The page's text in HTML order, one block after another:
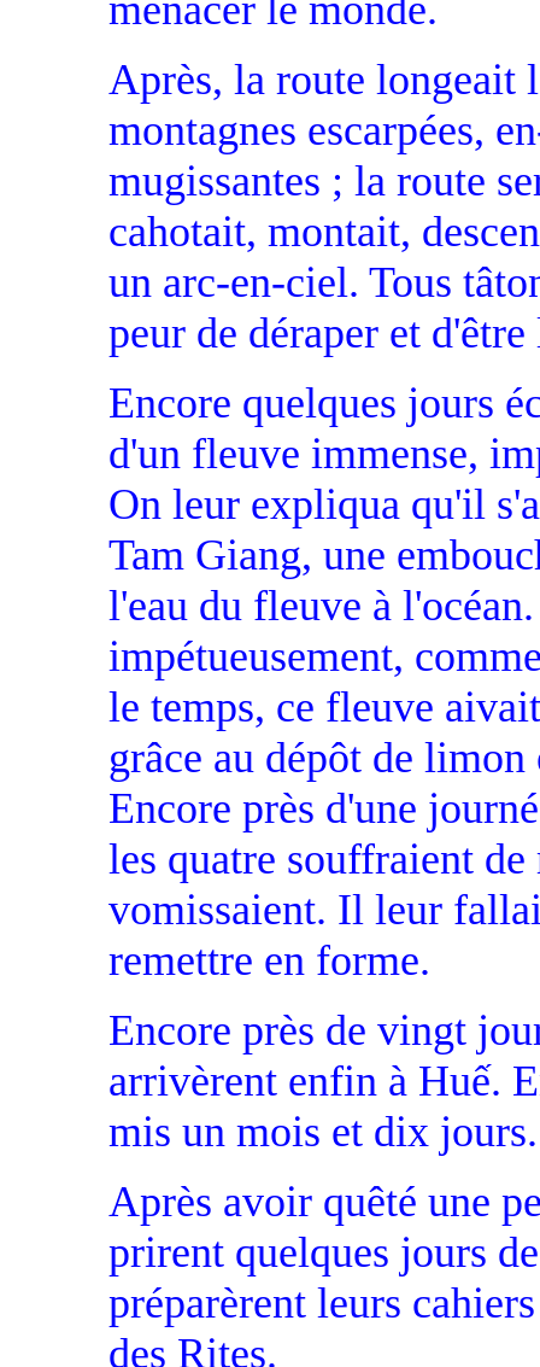
menacer le monde.
Après, la route longeait
montagnes escarpées,
mugissantes ; la route
cahotait, montait,
un arc-en-ciel. Tous
peur de déraper et
Encore quelques jours
d'un fleuve immense,
On leur expliqua qu'il
Tam Giang, une
l'eau du fleuve à
impétueusement,
le temps, ce fleuve
grâce au dépôt de
Encore près d'une
les quatre souffraient
vomissaient. Il leur
remettre en forme.
Encore près de vingt
arrivèrent enfin à Huế.
mis un mois et dix jours.
Après avoir quêté une
prirent quelques jours
préparèrent leurs
des Rites.